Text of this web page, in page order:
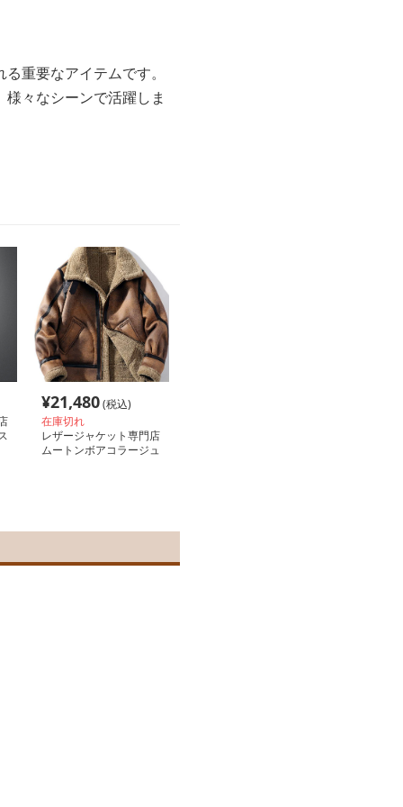
重要なアイテムです。
々なシーンで活躍しま
¥21,480(税込)
在庫切れ
レザージャケット専門店
ムートンボアコラージュ